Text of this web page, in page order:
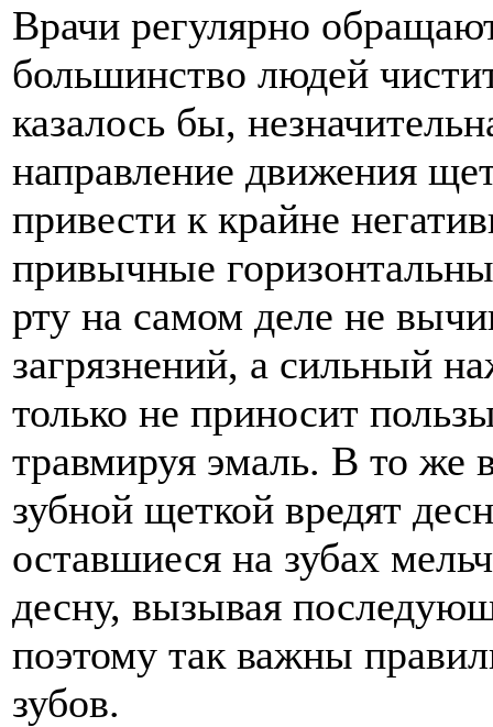
Врачи регулярно
большинство людей
казалось бы,
направление движения
привести к крайне
привычные
рту на самом деле не
загрязнений, а сильный
только не приносит
травмируя эмаль. В то же
зубной щеткой вредят
оставшиеся на зубах
десну, вызывая
поэтому так важны
зубов.